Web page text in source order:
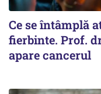
Ce se întâmplă
fierbinte. Prof.
apare cancerul